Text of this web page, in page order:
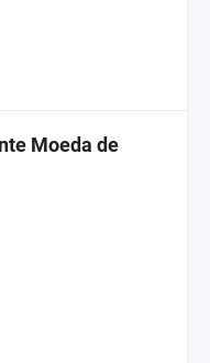
Moeda de